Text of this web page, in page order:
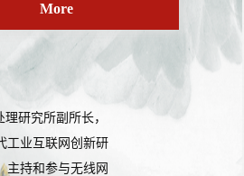
More
研究所副所长，
工业互联网创新研
主持和参与无线网